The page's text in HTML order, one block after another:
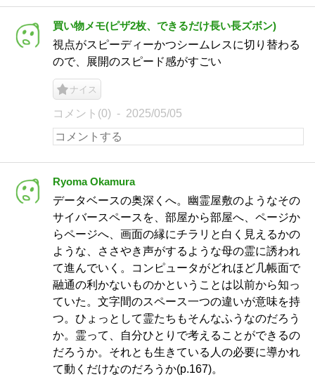
買い物メモ(ピザ2枚、できるだけ長い長ズボン)
視点がスピーディーかつシームレスに切り替わる
ので、展開のスピード感がすごい
ナイス
コメント(0) 2025/05/05
Ryoma Okamura
データベースの奥深くへ。幽霊屋敷のようなその
サイバースペースを、部屋から部屋へ、ページか
らページへ、画面の縁にチラリと白く見えるかの
ような、ささやき声がするような母の霊に誘われ
て進んでいく。コンピュータがどれほど几帳面で
融通の利かないものかということは以前から知っ
ていた。文字間のスペース一つの違いが意味を持
つ。ひょっとして霊たちもそんなふうなのだろう
か。霊って、自分ひとりで考えることができるの
だろうか。それとも生きている人の必要に導かれ
て動くだけなのだろうか(p.167)。